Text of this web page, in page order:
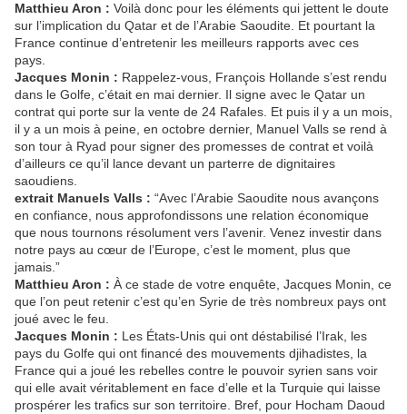
Matthieu Aron : Voilà donc pour les éléments qui jettent le doute
sur l’implication du Qatar et de l’Arabie Saoudite. Et pourtant la
France continue d’entretenir les meilleurs rapports avec ces
pays.
Jacques Monin : Rappelez-vous, François Hollande s’est rendu
dans le Golfe, c’était en mai dernier. Il signe avec le Qatar un
contrat qui porte sur la vente de 24 Rafales. Et puis il y a un mois,
il y a un mois à peine, en octobre dernier, Manuel Valls se rend à
son tour à Ryad pour signer des promesses de contrat et voilà
d’ailleurs ce qu’il lance devant un parterre de dignitaires
saoudiens.
extrait Manuels Valls : “Avec l’Arabie Saoudite nous avançons
en confiance, nous approfondissons une relation économique
que nous tournons résolument vers l’avenir. Venez investir dans
notre pays au cœur de l’Europe, c’est le moment, plus que
jamais.”
Matthieu Aron : À ce stade de votre enquête, Jacques Monin, ce
que l’on peut retenir c’est qu’en Syrie de très nombreux pays ont
joué avec le feu.
Jacques Monin : Les États-Unis qui ont déstabilisé l’Irak, les
pays du Golfe qui ont financé des mouvements djihadistes, la
France qui a joué les rebelles contre le pouvoir syrien sans voir
qui elle avait véritablement en face d’elle et la Turquie qui laisse
prospérer les trafics sur son territoire. Bref, pour Hocham Daoud